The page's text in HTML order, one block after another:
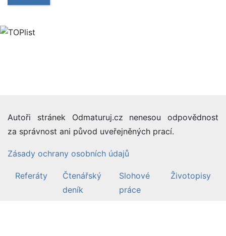
Autoři stránek Odmaturuj.cz nenesou odpovědnost
za správnost ani původ uveřejněných prací.
Zásady ochrany osobních údajů
Referáty
Čtenářský
deník
Slohové
práce
Životopisy